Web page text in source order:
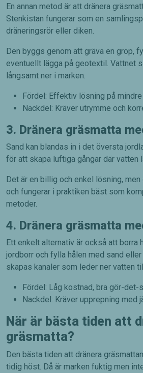
En annan metod är att dränera
Stenkistan fungerar som en
dräneringsrör eller diken.
Den byggs genom att gräva en grop,
eventuellt lägga på geotextil. Vattnet
långsamt ner i marken.
Fördel: Effektiv lösning på
Nackdel: Kräver utrymme och
3. Dränera gräsmatta
Sand kan blandas in i det översta
för att skapa luftiga gångar där vatten
Det är en billig och enkel lösning,
och fungerar i praktiken bäst som
metoder.
4. Dränera gräsmatta
Ett enkelt alternativ är också att borra
jordborr och fylla hålen med sand
skapas kanaler som leder ner vatten
Fördel: Låg kostnad, bra gör-det-
Nackdel: Kräver upprepning med
När är bästa tiden att
gräsmatta?
Den bästa tiden att dränera
tidig höst. Då är marken fuktig men